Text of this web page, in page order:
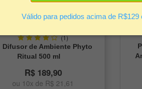
Válido para pedidos acima de R$129
(1)
Difusor de Ambiente Phyto
Ritual 500 ml
R$ 189,90
ou 10x de R$ 21,61